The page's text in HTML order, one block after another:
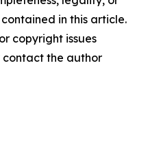
in this article.
copyright issues
the author